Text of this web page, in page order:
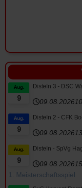
9
Aug. Disteln 3 - DSC
09.08.2026
9
Aug. Disteln 2 - CFK
09.08.2026
9
Aug. Disteln - SpVg
09.08.2026
1. Meisterschaftsspiel